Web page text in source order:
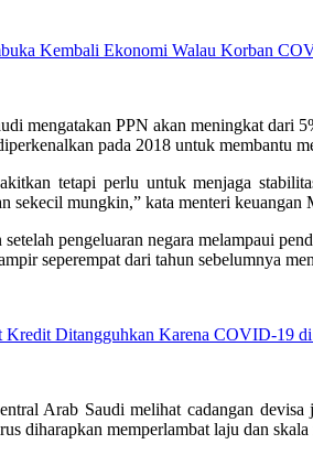
Kembali Ekonomi Walau Korban
mengatakan PPN akan meningkat dari
pada 2018 untuk membantu
tetapi perlu untuk menjaga
sekecil mungkin,” kata menteri keuangan
pengeluaran negara melampaui
seperempat dari tahun sebelumnya
Kredit Ditangguhkan Karena COVID-19 di
Arab Saudi melihat cadangan
diharapkan memperlambat laju dan